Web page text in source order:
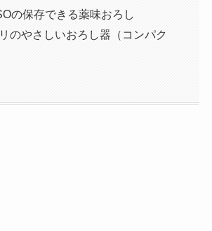
の保存できる薬味おろし
のやさしいおろし器（コンパク